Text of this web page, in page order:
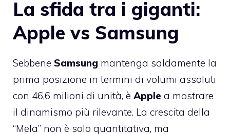
La sfida tra i giganti:
Apple vs Samsung
Sebbene Samsung mantenga saldamente la
prima posizione in termini di volumi assoluti
con 46,6 milioni di unità, è Apple a mostrare
il dinamismo più rilevante. La crescita della
“Mela” non è solo quantitativa, ma